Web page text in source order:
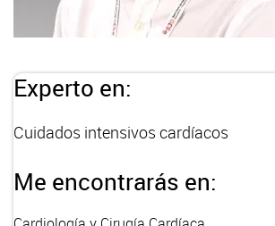
Experto en:
Cuidados intensivos cardíacos
Me encontrarás en: